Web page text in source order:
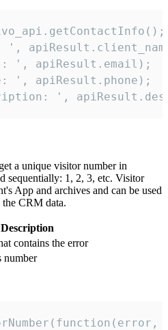
',
', apiResult.email);
', apiResult.phone);
',
a unique visitor number in
sequentially: 1, 2, 3, etc. Visitor
App and archives and can be used
the CRM data.
Description
contains the error
number